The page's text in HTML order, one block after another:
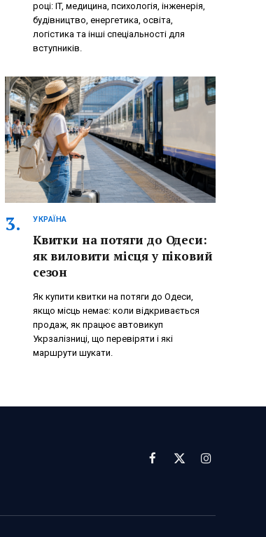
році: IT, медицина, психологія, інженерія,
будівництво, енергетика, освіта,
логістика та інші спеціальності для
вступників.
УКРАЇНА
Квитки на потяги до Одеси:
як виловити місця у піковий
сезон
Як купити квитки на потяги до Одеси,
якщо місць немає: коли відкривається
продаж, як працює автовикуп
Укрзалізниці, що перевіряти і які
маршрути шукати.
Facebook
X
Instagram